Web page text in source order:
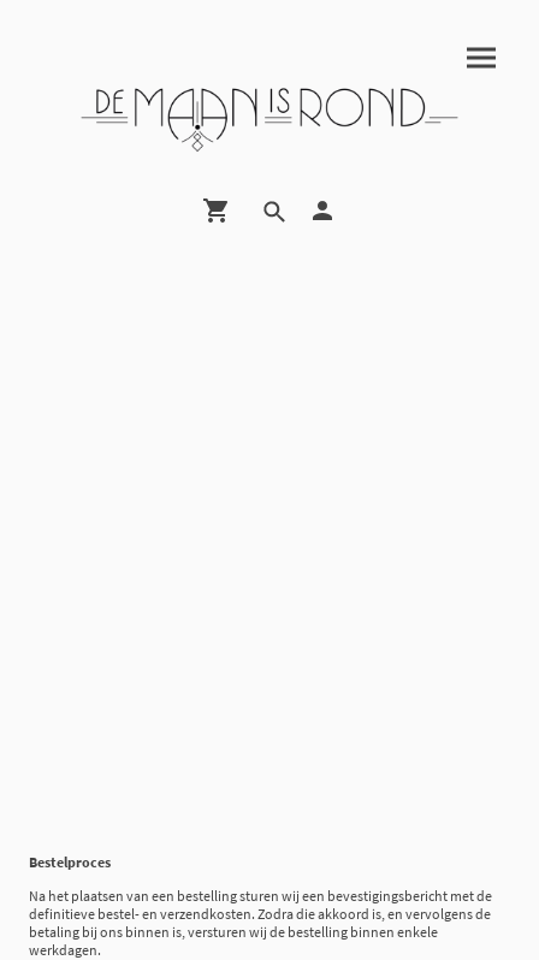
Bestelproces
Na het plaatsen van een bestelling sturen wij een bevestigingsbericht met de
definitieve bestel- en verzendkosten. Zodra die akkoord is, en vervolgens de
betaling bij ons binnen is, versturen wij de bestelling binnen enkele
werkdagen.